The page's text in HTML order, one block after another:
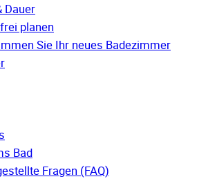
Dauer
planen
Sie Ihr neues Badezimmer
Bad
Fragen (FAQ)